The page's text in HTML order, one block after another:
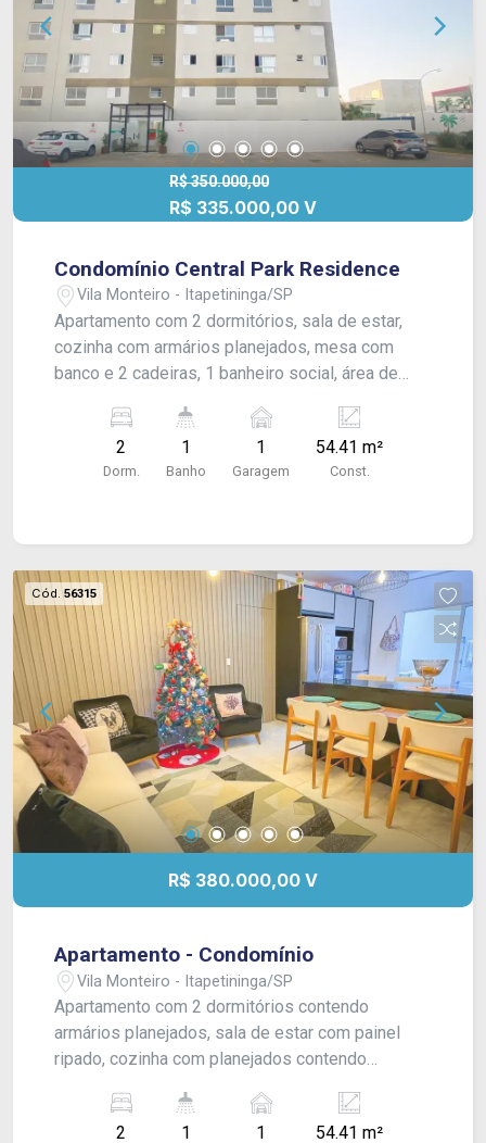
R$ 350.000,00
R$ 335.000,00 V
Condomínio Central Park Residence
Vila Monteiro - Itapetininga/SP
Apartamento com 2 dormitórios, sala de estar,
cozinha com armários planejados, mesa com
banco e 2 cadeiras, 1 banheiro social, área de
Acabamento: laje e piso frio. #estudantes
2
Dorm.
1
Banho
1
Garagem
54.41 m²
Const.
Cód.56315
R$ 380.000,00 V
Apartamento - Condomínio
Vila Monteiro - Itapetininga/SP
Apartamento com 2 dormitórios contendo
armários planejados, sala de estar com painel
ripado, cozinha com planejados contendo
social e lavanderia. O condomínio oferece:
portaria 24h, academia, playground, salão de
2 1 1 54.41 m²